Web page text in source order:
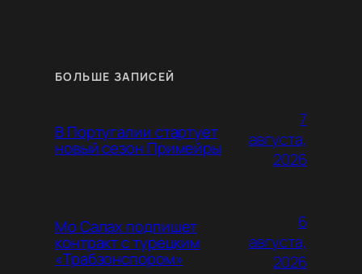
БОЛЬШЕ ЗАПИСЕЙ
В Португалии стартует
новый сезон Примейры
7
августа,
2026
Мо Салах подпишет
контракт с турецким
«Трабзонспором»
6
августа,
2026